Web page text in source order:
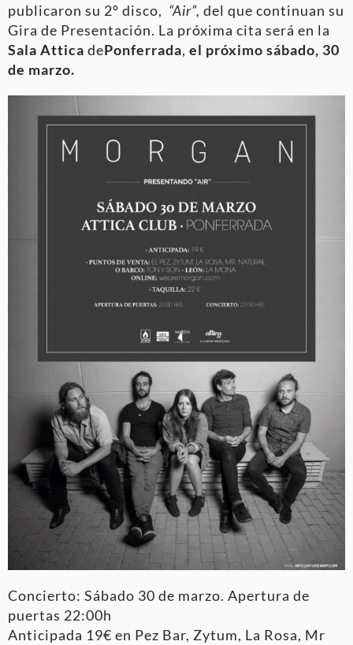
publicaron su 2º disco, “Air”, del que continuan su
Gira de Presentación. La próxima cita será en la
Sala Attica dePonferrada, el próximo sábado, 30
de marzo.
Concierto: Sábado 30 de marzo. Apertura de
puertas 22:00h
Anticipada 19€ en Pez Bar, Zytum, La Rosa, Mr